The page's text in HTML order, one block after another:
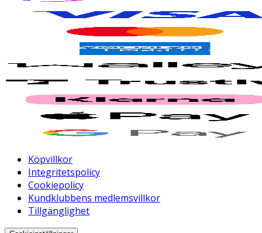
Köpvillkor
Integritetspolicy
Cookiepolicy
Kundklubbens medlemsvillkor
Tillgänglighet